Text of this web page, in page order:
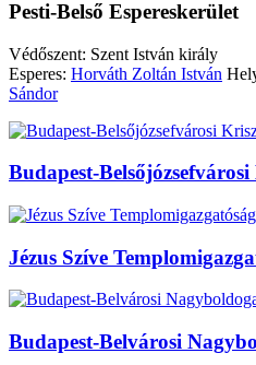
Pesti-Belső Espereskerület
Védőszent: Szent István király
Esperes: Horváth Zoltán István
Sándor
Budapest-
Jézus Szíve
Budapest-Belvárosi